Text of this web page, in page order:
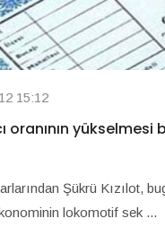
15:12
oranının yükselmesi
Şükrü Kızılot,
lokomotif sek ...